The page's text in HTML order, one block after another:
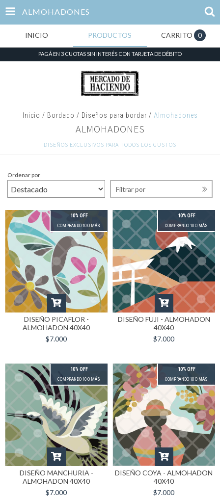
ALMOHADONES
INICIO PRODUCTOS CARRITO 0
PAGÁ EN 3 CUOTAS SIN INTERÉS CON TARJETA DE DÉBITO
Inicio / Bordado / Diseños para bordar / Almohadones
ALMOHADONES
DISEÑOS EXCLUSIVOS PARA TODOS LOS GUSTOS
Ordenar por
Filtrar por
10% OFF
COMPRANDO 10 O MÁS
DISEÑO PICAFLOR -
ALMOHADON 40X40
$7.000
10% OFF
COMPRANDO 10 O MÁS
DISEÑO FUJI - ALMOHADON
40X40
$7.000
10% OFF
COMPRANDO 10 O MÁS
DISEÑO MANCHURIA -
ALMOHADON 40X40
$7.000
10% OFF
COMPRANDO 10 O MÁS
DISEÑO COYA - ALMOHADON
40X40
$7.000